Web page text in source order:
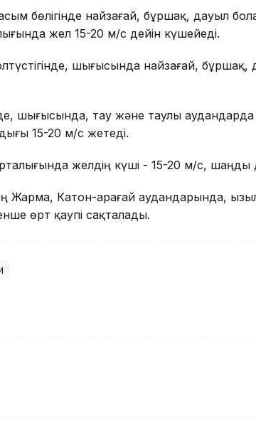
бөлігінде найзағай, бұршақ, дауыл
жел 15-20 м/с дейін күшейеді.
шығысында найзағай, бұршақ,
шығысында, тау және таулы аудандарда
15-20 м/с жетеді.
желдің күші - 15-20 м/с, шаңды
Жарма, Катон-Қарағай аудандарында,
өрт қаупі сақталады.